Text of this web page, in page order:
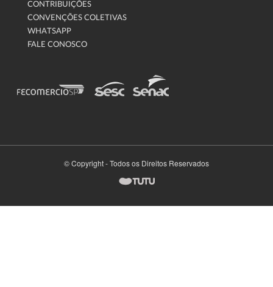
CONTRIBUIÇÕES
CONVENÇÕES COLETIVAS
WHATSAPP
FALE CONOSCO
© Copyright - Todos os Direitos Reservados